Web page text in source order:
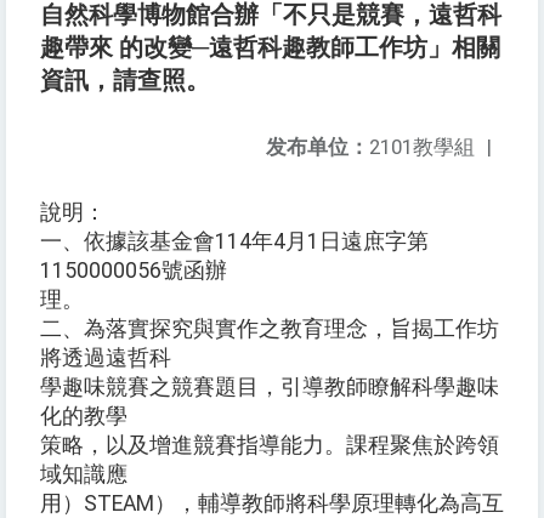
自然科學博物館合辦「不只是競賽，遠哲科
趣帶來 的改變─遠哲科趣教師工作坊」相關
資訊，請查照。
发布单位： 2101教學組 |
說明：
一、依據該基金會114年4月1日遠庶字第
1150000056號函辦
理。
二、為落實探究與實作之教育理念，旨揭工作坊
將透過遠哲科
學趣味競賽之競賽題目，引導教師瞭解科學趣味
化的教學
策略，以及增進競賽指導能力。課程聚焦於跨領
域知識應
用）STEAM），輔導教師將科學原理轉化為高互